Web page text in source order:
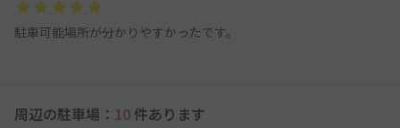
駐車可能場所が分かりやすかったです。
周辺の駐車場： 10 件あります